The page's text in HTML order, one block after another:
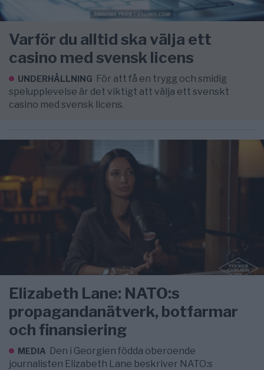
Varför du alltid ska välja ett
casino med svensk licens
UNDERHÅLLNING För att få en trygg och smidig
spelupplevelse är det viktigt att välja ett svenskt
casino med svensk licens.
Elizabeth Lane: NATO:s
propagandanätverk, botfarmar
och finansiering
MEDIA Den i Georgien födda oberoende
journalisten Elizabeth Lane beskriver NATO:s